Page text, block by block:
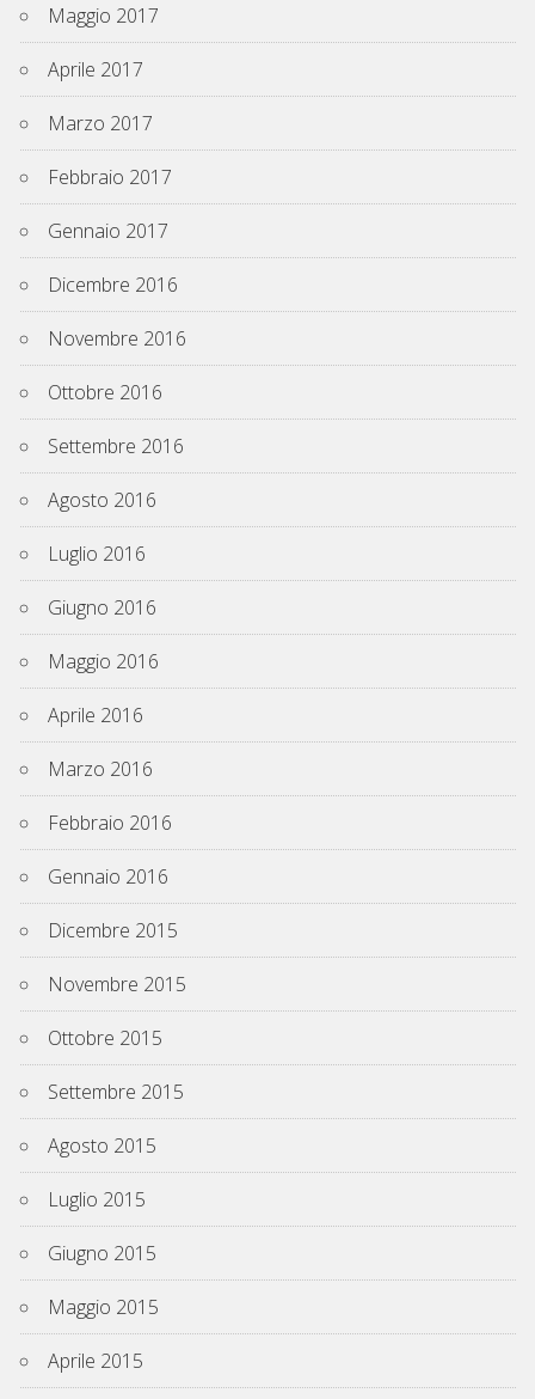
Maggio 2017
Aprile 2017
Marzo 2017
Febbraio 2017
Gennaio 2017
Dicembre 2016
Novembre 2016
Ottobre 2016
Settembre 2016
Agosto 2016
Luglio 2016
Giugno 2016
Maggio 2016
Aprile 2016
Marzo 2016
Febbraio 2016
Gennaio 2016
Dicembre 2015
Novembre 2015
Ottobre 2015
Settembre 2015
Agosto 2015
Luglio 2015
Giugno 2015
Maggio 2015
Aprile 2015